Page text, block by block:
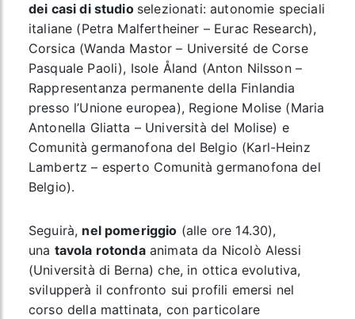
dei casi di studio selezionati: autonomie speciali
italiane (Petra Malfertheiner – Eurac Research),
Corsica (Wanda Mastor – Université de Corse
Pasquale Paoli), Isole Åland (Anton Nilsson –
Rappresentanza permanente della Finlandia
presso l’Unione europea), Regione Molise (Maria
Antonella Gliatta – Università del Molise) e
Comunità germanofona del Belgio (Karl-Heinz
Lambertz – esperto Comunità germanofona del
Belgio).
Seguirà, nel pomeriggio (alle ore 14.30),
una tavola rotondaanimata da Nicolò Alessi
(Università di Berna) che, in ottica evolutiva,
svilupperà il confronto sui profili emersi nel
corso della mattinata, con particolare